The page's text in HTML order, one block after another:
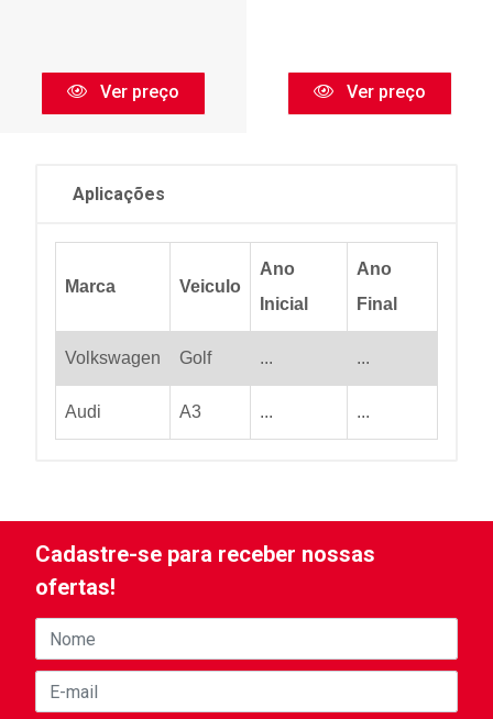
Ver preço Ver preço
Aplicações
Marca Veiculo
Ano
Inicial
Ano
Final
Volkswagen Golf ... ...
Audi A3 ... ...
Cadastre-se para receber nossas
ofertas!